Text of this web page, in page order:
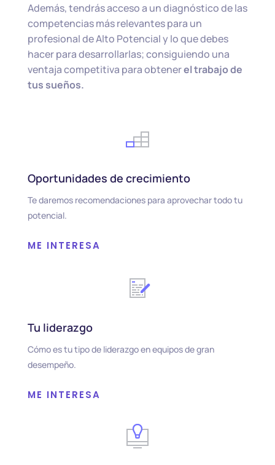
Además, tendrás acceso a un diagnóstico de las
competencias más relevantes para un
profesional de Alto Potencial y lo que debes
hacer para desarrollarlas; consiguiendo una
ventaja competitiva para obtenerel trabajo de
tus sueños.
Oportunidades de crecimiento
Te daremos recomendaciones para aprovechar todo tu
potencial.
ME INTERESA
Tu liderazgo
Cómo es tu tipo de liderazgo en equipos de gran
desempeño.
ME INTERESA